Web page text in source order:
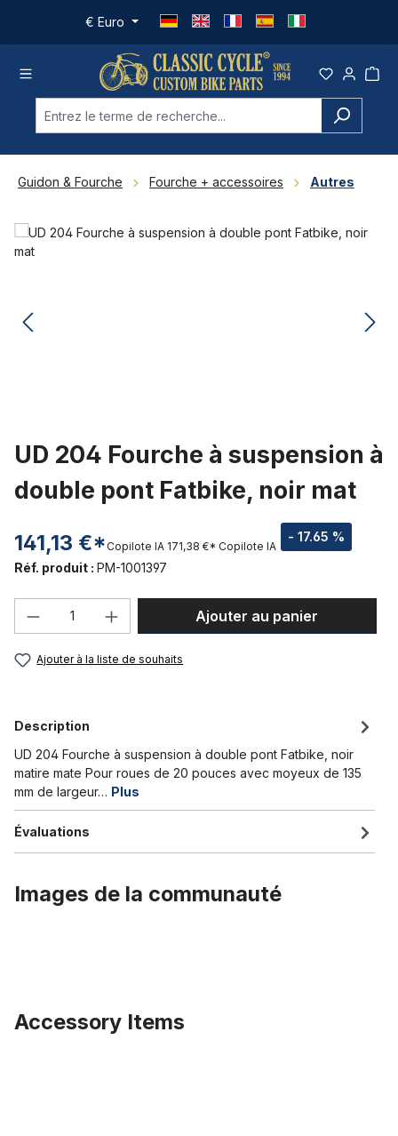
Passer au contenu principal
€ Euro
Guidon & Fourche Fourche + accessoires Autres
Ignorer la galerie d'images
UD 204 Fourche à suspension à
double pont Fatbike, noir mat
141,13 €* - 17.65 %
Copilote IA 171,38 €* Copilote IA
Réf. produit : PM-1001397
Quantité de produit : Entrez la
Ajouter au panier
Ajouter à la liste de souhaits
Description
UD 204 Fourche à suspension à double pont Fatbike, noir
matire mate Pour roues de 20 pouces avec moyeux de 135
mm de largeur… Plus
Évaluations
Images de la communauté
Accessory Items